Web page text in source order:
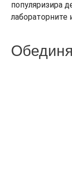
популяризира
лабораторните